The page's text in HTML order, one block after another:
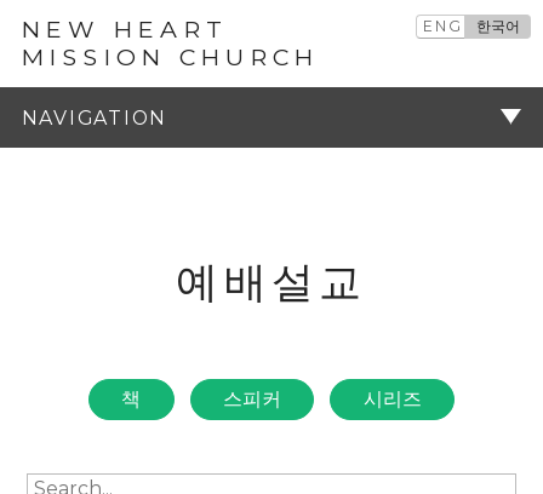
NEW HEART
MISSION CHURCH
ENG 한국어
예배설교
책 스피커 시리즈